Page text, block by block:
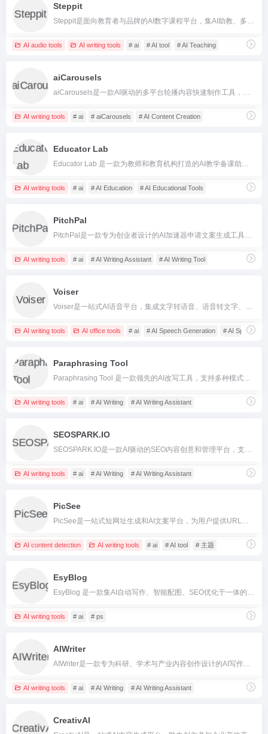
Steppit
AI audio tools AI writing tools # ai # AI tool # AI Teaching
aiCarousels
AI writing tools # ai # aiCarousels # AI Content Creation
Educator Lab
AI writing tools # ai # AI Education # AI Educational Tools
PitchPal
AI writing tools # ai # AI Writing Assistant # AI Writing Tool
Voiser
AI writing tools AI office tools # ai # AI Speech Generation # AI Speech
Paraphrasing Tool
AI writing tools # ai # AI Writing # AI Writing Assistant
SEOSPARK.IO
AI writing tools # ai # AI Writing # AI Writing Assistant
PicSee
AI content detection AI writing tools # ai # AI tool # 主题
EsyBlog
AI writing tools # ai # ps
AIWriter
AI writing tools # ai # AI Writing # AI Writing Assistant
CreativAI